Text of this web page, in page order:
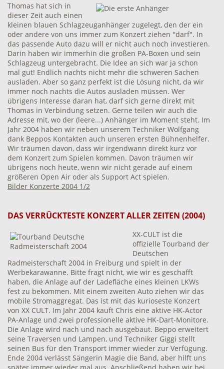
Thomas hat sich in
dieser Zeit auch einen
kleinen blauen Schlagzeuganhänger zugelegt, den der ein
oder andere von uns immer zum Konzert ziehen "darf". In
das passende Auto dazu will er nicht auch noch investieren.
Darin haben wir immerhin die großen PA-Boxen und sein
Schlagzeug untergebracht. Die Idee an sich war ja schon
mal gut! Endlich nachts nicht mehr die schweren Sachen
ausladen. Aber so ganz perfekt ist die Lösung nicht, da wir
immer noch nachts die Autos ausladen müssen. Wer
übrigens Interesse daran hat, darf sich gerne direkt mit
Thomas in Verbindung setzen. Gerne teilen wir auch die
Adresse mit, wo der (leere...) Anhänger im Moment steht. Im
Jahr 2004 haben wir neben unserem Techniker Wolfgang
dank Beppos Kontakten auch unseren ersten Bühnenhelfer.
Wir träumen davon, dass wir irgendwann direkt kurz vor
dem Konzert zum Spielen kommen. Davon träumen wir
übrigens noch heute, wenn wir nicht gerade auf einem
größeren Open Air oder als Support Act spielen.
Bilder Konzerte 2004 1/2
DAS VERRÜCKTESTE KONZERT ALLER ZEITEN (2004)
XX-CULT ist die
offizielle Tourband der
Deutschen
Radmeisterschaft 2004 in Freiburg und spielt in der
Werbekarawanne. Bitte fragt nicht, wie wir es geschafft
haben, die Anlage auf der Ladefläche eines kleinen LKWs
fest zu bekommen. Mit einem zweiten Auto ziehen wir das
mobile Stromaggregat. Das ist mit das kurioseste Konzert
von XX CULT. Im Jahr 2004 kauft Chris eine aktive HK-Actor
PA-Anlage und zwei professionelle aktive HK-Dart-Monitore.
Die Anlage wird nach und nach ausgebaut. Beppo erweitert
seine Traversen und Lampen, und Techniker Giggi stellt
seinen Bus für den Transport immer wieder zur Verfügung.
Ende 2004 verlässt Sängerin Magie die Band, aber hilft uns
später immer wieder mal aus. Anschließend haben wir bei